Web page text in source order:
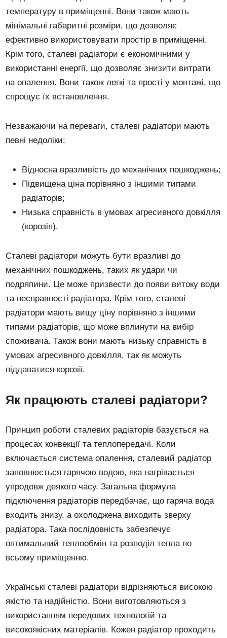
температуру в приміщенні. Вони також мають
мінімальні габаритні розміри, що дозволяє
ефективно використовувати простір в приміщенні.
Крім того, сталеві радіатори є економічними у
використанні енергії, що дозволяє знизити витрати
на опалення. Вони також легкі та прості у монтажі, що
спрощує їх встановлення.
Незважаючи на переваги, сталеві радіатори мають
певні недоліки:
Відносна вразливість до механічних пошкоджень;
Підвищена ціна порівняно з іншими типами
радіаторів;
Низька справність в умовах агресивного довкілля
(корозія).
Сталеві радіатори можуть бути вразливі до
механічних пошкоджень, таких як удари чи
подряпини. Це може призвести до появи витоку води
та несправності радіатора. Крім того, сталеві
радіатори мають вищу ціну порівняно з іншими
типами радіаторів, що може вплинути на вибір
споживача. Також вони мають низьку справність в
умовах агресивного довкілля, так як можуть
піддаватися корозії.
Як працюють сталеві радіатори?
Принцип роботи сталевих радіаторів базується на
процесах конвекції та теплопередачі. Коли
включається система опалення, сталевий радіатор
заповнюється гарячою водою, яка нагрівається
упродовж деякого часу. Загальна формула
підключення радіаторів передбачає, що гаряча вода
входить знизу, а охолоджена виходить зверху
радіатора. Така послідовність забезпечує
оптимальний теплообмін та розподіл тепла по
всьому приміщенню.
Українські сталеві радіатори відрізняються високою
якістю та надійністю. Вони виготовляються з
використанням передових технологій та
високоякісних матеріалів. Кожен радіатор проходить